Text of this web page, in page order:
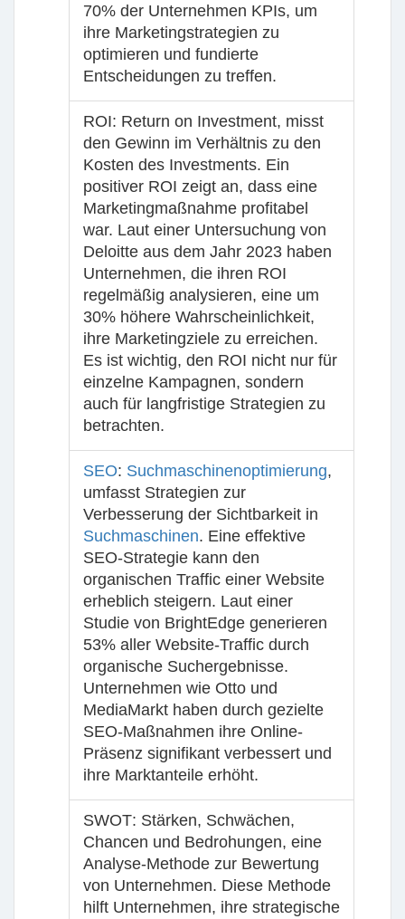
70% der Unternehmen KPIs, um
ihre Marketingstrategien zu
optimieren und fundierte
Entscheidungen zu treffen.
ROI: Return on Investment, misst
den Gewinn im Verhältnis zu den
Kosten des Investments. Ein
positiver ROI zeigt an, dass eine
Marketingmaßnahme profitabel
war. Laut einer Untersuchung von
Deloitte aus dem Jahr 2023 haben
Unternehmen, die ihren ROI
regelmäßig analysieren, eine um
30% höhere Wahrscheinlichkeit,
ihre Marketingziele zu erreichen.
Es ist wichtig, den ROI nicht nur für
einzelne Kampagnen, sondern
auch für langfristige Strategien zu
betrachten.
SEO: Suchmaschinenoptimierung,
umfasst Strategien zur
Verbesserung der Sichtbarkeit in
Suchmaschinen. Eine effektive
SEO-Strategie kann den
organischen Traffic einer Website
erheblich steigern. Laut einer
Studie von BrightEdge generieren
53% aller Website-Traffic durch
organische Suchergebnisse.
Unternehmen wie Otto und
MediaMarkt haben durch gezielte
SEO-Maßnahmen ihre Online-
Präsenz signifikant verbessert und
ihre Marktanteile erhöht.
SWOT: Stärken, Schwächen,
Chancen und Bedrohungen, eine
Analyse-Methode zur Bewertung
von Unternehmen. Diese Methode
hilft Unternehmen, ihre strategische